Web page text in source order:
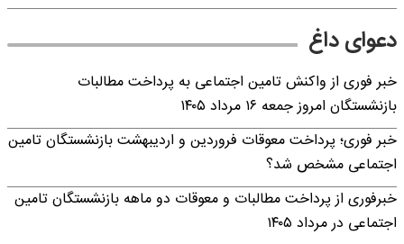
دعوای داغ
خبر فوری از واکنش تامین اجتماعی به پرداخت مطالبات
بازنشستگان امروز جمعه ۱۶ مرداد ۱۴۰۵
خبر فوری؛ پرداخت معوقات فروردین و اردیبهشت بازنشستگان تامین
اجتماعی مشخص شد؟
خبرفوری از پرداخت مطالبات و معوقات دو ماهه بازنشستگان تامین
اجتماعی در مرداد ۱۴۰۵